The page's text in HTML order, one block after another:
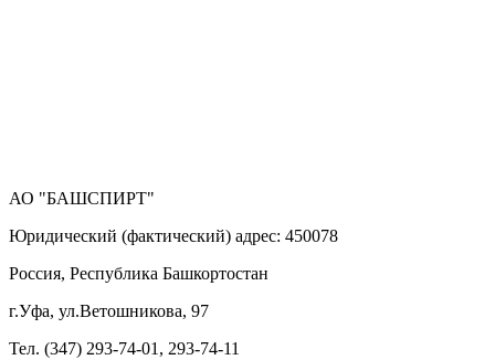
АО "БАШСПИРТ"
Юридический (фактический) адрес: 450078
Россия, Республика Башкортостан
г.Уфа, ул.Ветошникова, 97
Тел. (347) 293-74-01, 293-74-11